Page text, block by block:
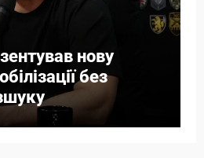
нову
без